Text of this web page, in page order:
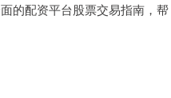
的配资平台股票交易指南，帮